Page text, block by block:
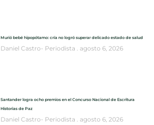
Murió bebé hipopótamo: cría no logró superar delicado estado de salud
Daniel Castro- Periodista agosto 6, 2026
Santander logra ocho premios en el Concurso Nacional de Escritura
Historias de Paz
Daniel Castro- Periodista agosto 6, 2026